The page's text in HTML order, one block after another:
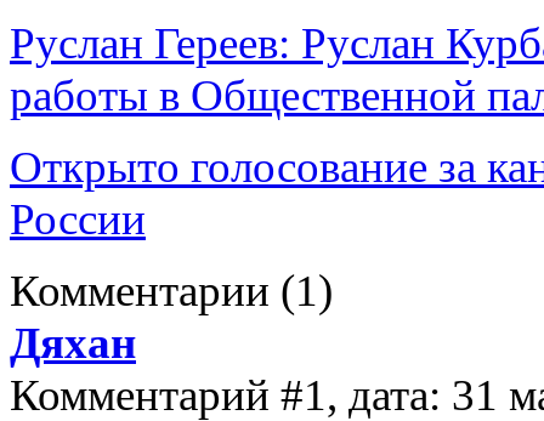
Руслан Гереев: Руслан
работы в Общественной
Открыто голосование за
России
Комментарии (1)
Дяхан
Комментарий #1, дата: 31